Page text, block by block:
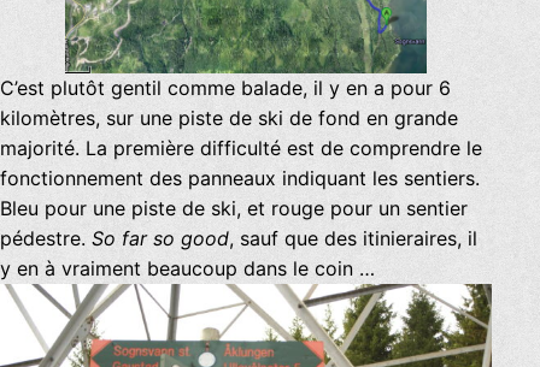
C’est plutôt gentil comme balade, il y en a pour 6
kilomètres, sur une piste de ski de fond en grande
majorité. La première difficulté est de comprendre le
fonctionnement des panneaux indiquant les sentiers.
Bleu pour une piste de ski, et rouge pour un sentier
pédestre. So far so good, sauf que des itinieraires, il
y en à vraiment beaucoup dans le coin …